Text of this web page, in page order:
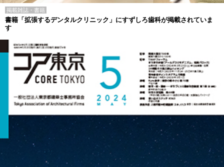
掲載雑誌・書籍
書籍「拡張するデンタルクリニック」にすずしろ歯科が掲載されていま
す